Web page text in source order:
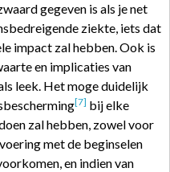
gegeven is als je net
ziekte, iets dat
impact zal hebben. Ook is
en implicaties van
leek. Het moge duidelijk
[7] bij elke
zal hebben, zowel voor
met de beginselen
en indien van